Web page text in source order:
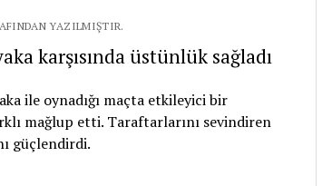
YAZILMIŞTIR.
karşısında üstünlük sağladı
ile oynadığı maçta etkileyici bir
mağlup etti. Taraftarlarını sevindiren
güçlendirdi.